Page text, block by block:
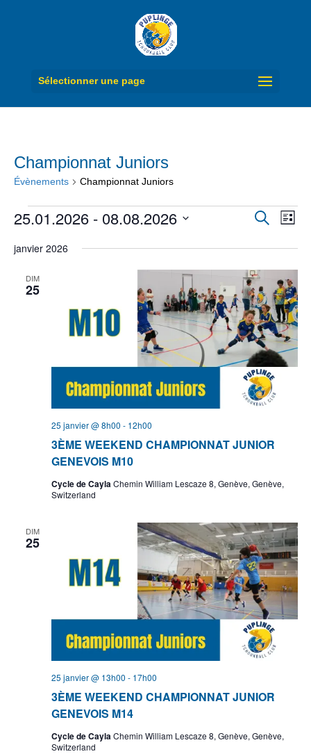
Sélectionner une page
Championnat Juniors
Évènements Championnat Juniors
Évènements
vues
Recherche
de
Liste
25.01.2026 - 08.08.2026
une
janvier 2026
DIM
25
3ÈME WEEKEND CHAMPIONNAT JUNIOR
GENEVOIS M10
25 janvier @ 8h00 - 12h00
Cycle de CaylaChemin William Lescaze 8, Genève, Genève,
Switzerland
DIM
25
3ÈME WEEKEND CHAMPIONNAT JUNIOR
GENEVOIS M14
25 janvier @ 13h00 - 17h00
Cycle de CaylaChemin William Lescaze 8, Genève, Genève,
Switzerland